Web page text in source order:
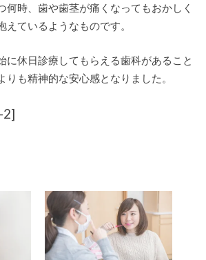
何時、歯や歯茎が痛くなってもおかしく
えているようなものです。
に休日診療してもらえる歯科があること
りも精神的な安心感となりました。
2]